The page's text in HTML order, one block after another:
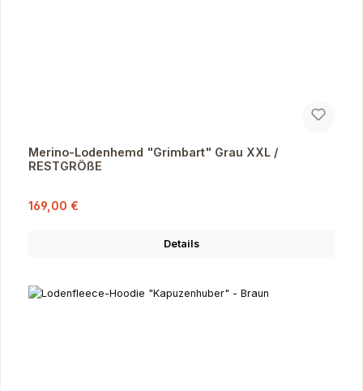
Merino-Lodenhemd "Grimbart" Grau XXL /
RESTGRÖßE
Verkaufspreis:
169,00 €
Details